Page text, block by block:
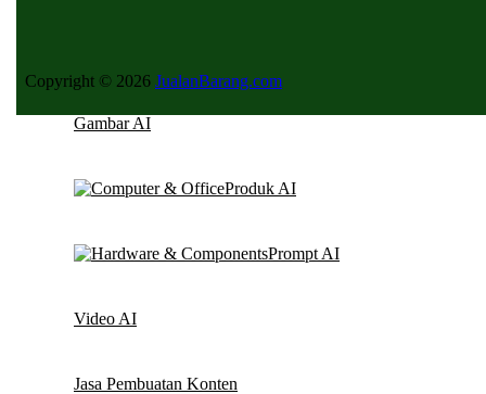
Copyright © 2026 JualanBarang.com
Gambar AI
Produk AI
Prompt AI
Video AI
Jasa Pembuatan Konten